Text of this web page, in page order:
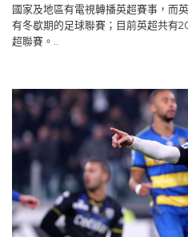
國家及地區有電視轉播英超賽事，而
有冬歇期的足球聯賽；目前英超共有
超聯賽。..